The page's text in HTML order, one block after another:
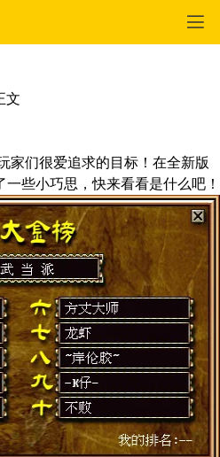
文
家们很爱追求的目标！在全新版
些小巧思，快来看看是什么吧！